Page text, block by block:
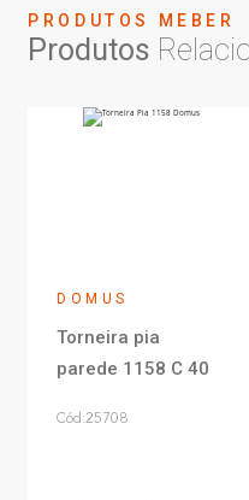
PRODUTOS MEBER
Produtos
DOMUS
Torneira pia
parede 1158 C 40
Cód:25708